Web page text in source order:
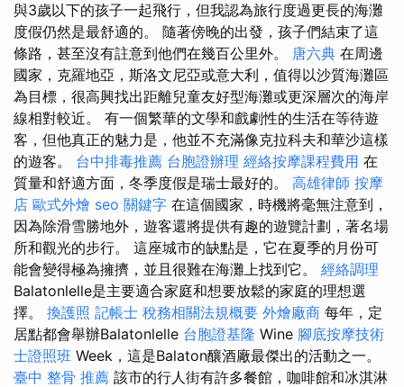
與3歲以下的孩子一起飛行，但我認為旅行度過更長的海灘
度假仍然是最舒適的。 隨著傍晚的出發，孩子們結束了這
條路，甚至沒有註意到他們在幾百公里外。 唐六典 在周邊
國家，克羅地亞，斯洛文尼亞或意大利，值得以沙質海灘區
為目標，很高興找出距離兒童友好型海灘或更深層次的海岸
線相對較近。 有一個繁華的文學和戲劇性的生活在等待遊
客，但他真正的魅力是，他並不充滿像克拉科夫和華沙這​​樣
的遊客。 台中排毒推薦 台胞證辦理 經絡按摩課程費用 在
質量和舒適方面，冬季度假是瑞士最好的。 高雄律師 按摩
店 歐式外燴 seo 關鍵字 在這個國家，時機將毫無注意到，
因為除滑雪勝地外，遊客還將提供有趣的遊覽計劃，著名場
所和觀光的步行。 這座城市的缺點是，它在夏季的月份可
能會變得極為擁擠，並且很難在海灘上找到它。 經絡調理
Balatonlelle是主要適合家庭和想要放鬆的家庭的理想選
擇。 換護照 記帳士 稅務相關法規概要 外燴廠商 每年，定
居點都會舉辦Balatonlelle 台胞證基隆 Wine 腳底按摩技術
士證照班 Week，這是Balaton釀酒廠最傑出的活動之一。
臺中 整骨 推薦 該市的行人街有許多餐館，咖啡館和冰淇淋